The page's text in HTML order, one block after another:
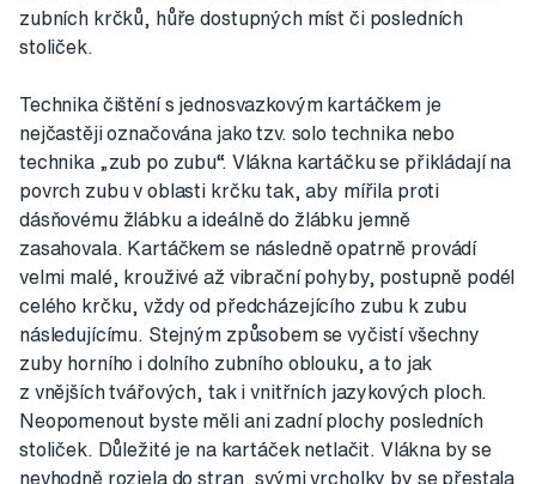
zubních krčků, hůře dostupných míst či posledních
stoliček.
Technika čištění s jednosvazkovým kartáčkem je
nejčastěji označována jako tzv. solo technika nebo
technika „zub po zubu“. Vlákna kartáčku se přikládají na
povrch zubu v oblasti krčku tak, aby mířila proti
dásňovému žlábku a ideálně do žlábku jemně
zasahovala. Kartáčkem se následně opatrně provádí
velmi malé, krouživé až vibrační pohyby, postupně podél
celého krčku, vždy od předcházejícího zubu k zubu
následujícímu. Stejným způsobem se vyčistí všechny
zuby horního i dolního zubního oblouku, a to jak
z vnějších tvářových, tak i vnitřních jazykových ploch.
Neopomenout byste měli ani zadní plochy posledních
stoliček. Důležité je na kartáček netlačit. Vlákna by se
nevhodně rozjela do stran, svými vrcholky by se přestala